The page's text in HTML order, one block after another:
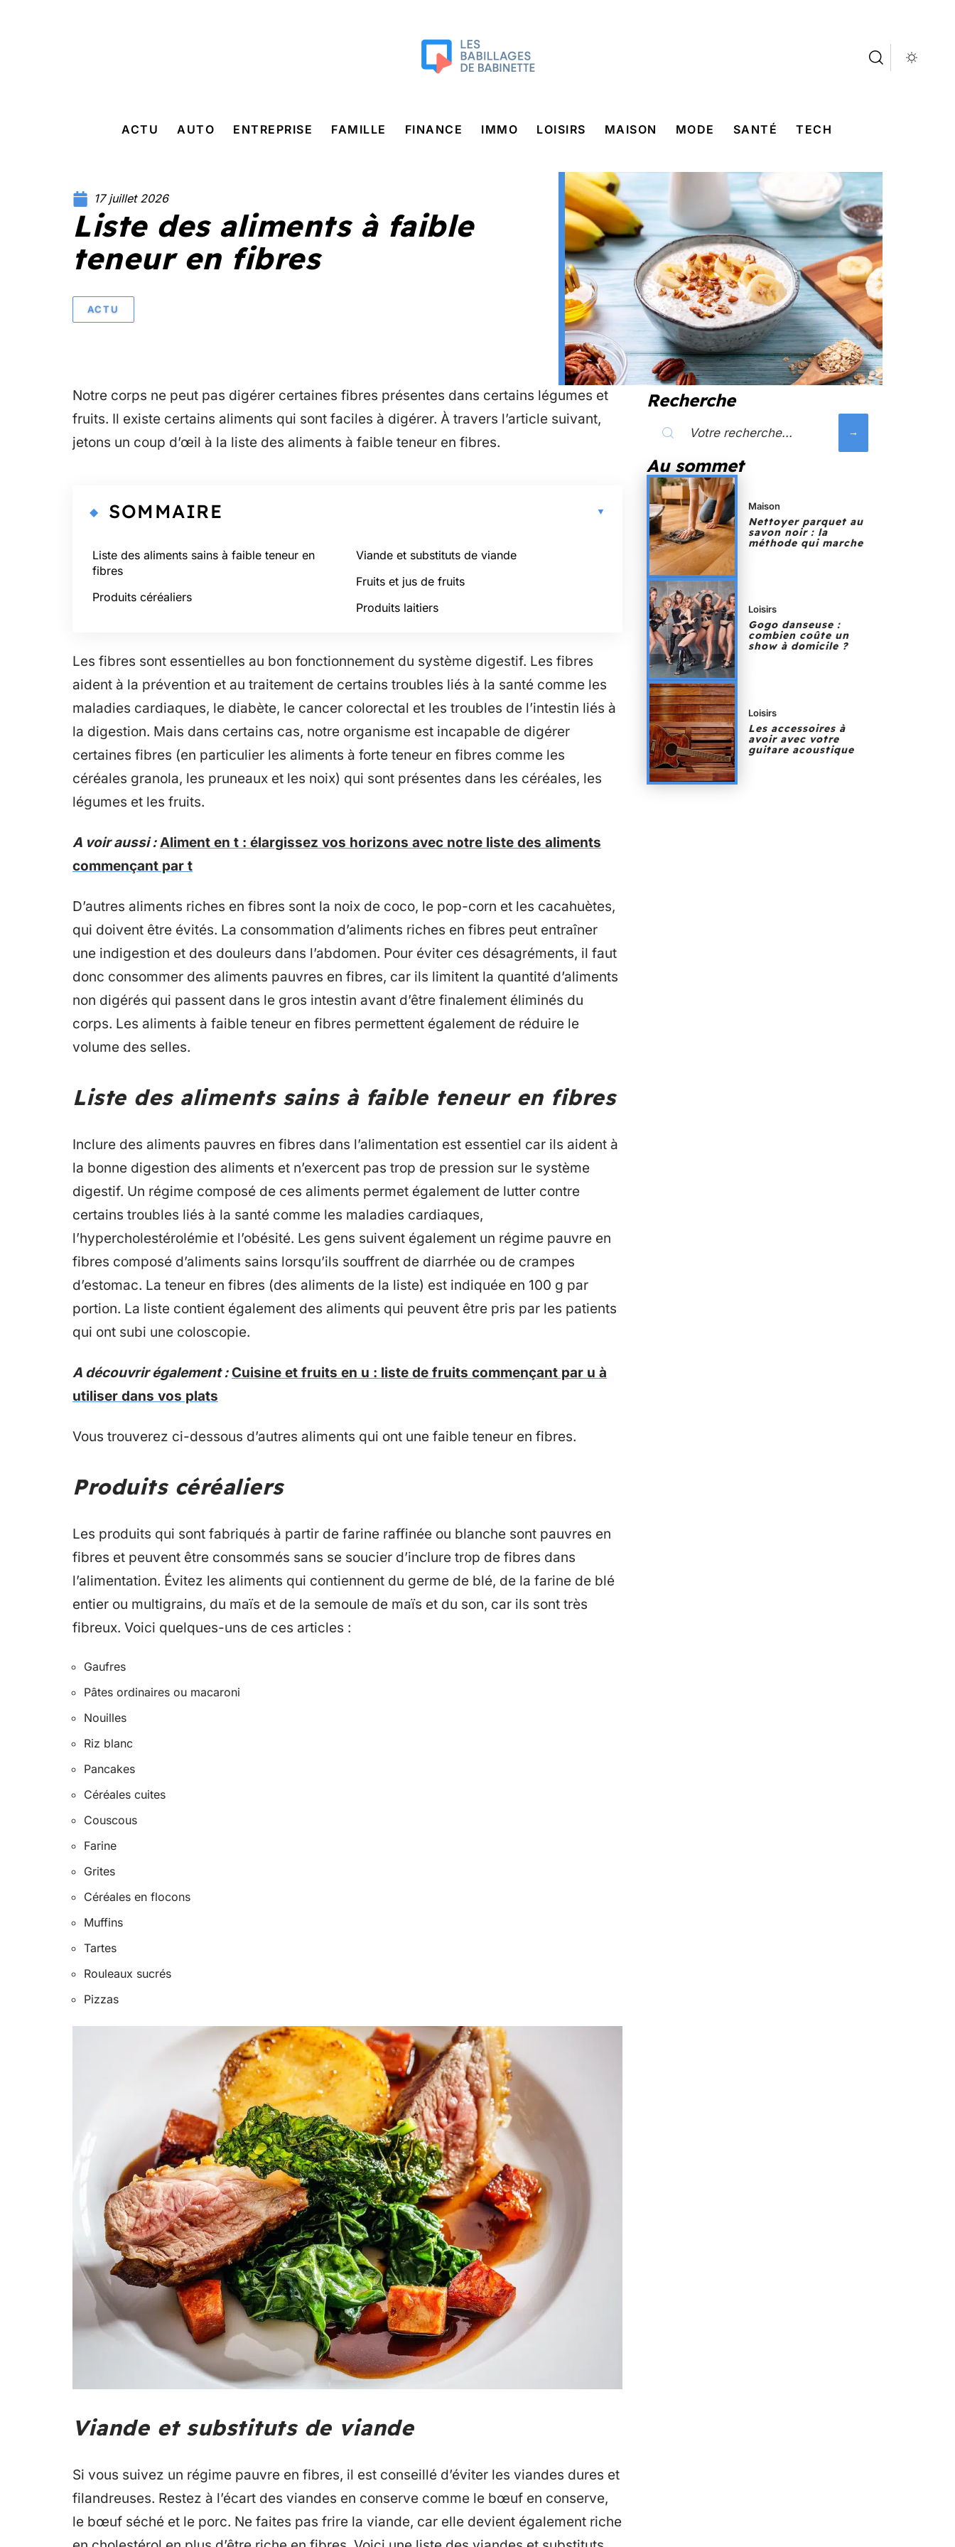
ACTU AUTO ENTREPRISE FAMILLE FINANCE IMMO LOISIRS MAISON MODE SANTÉ TECH
17 juillet 2026
Liste des aliments à faible
teneur en fibres
ACTU
Notre corps ne peut pas digérer certaines fibres présentes dans certains légumes et
fruits. Il existe certains aliments qui sont faciles à digérer. À travers l’article suivant,
jetons un coup d’œil à la liste des aliments à faible teneur en fibres.
SOMMAIRE
Liste des aliments sains à faible teneur en
fibres
Produits céréaliers
Viande et substituts de viande
Fruits et jus de fruits
Produits laitiers
Les fibres sont essentielles au bon fonctionnement du système digestif. Les fibres
aident à la prévention et au traitement de certains troubles liés à la santé comme les
maladies cardiaques, le diabète, le cancer colorectal et les troubles de l’intestin liés à
la digestion. Mais dans certains cas, notre organisme est incapable de digérer
certaines fibres (en particulier les aliments à forte teneur en fibres comme les
céréales granola, les pruneaux et les noix) qui sont présentes dans les céréales, les
légumes et les fruits.
A voir aussi : Aliment en t : élargissez vos horizons avec notre liste des aliments
commençant par t
D’autres aliments riches en fibres sont la noix de coco, le pop-corn et les cacahuètes,
qui doivent être évités. La consommation d’aliments riches en fibres peut entraîner
une indigestion et des douleurs dans l’abdomen. Pour éviter ces désagréments, il faut
donc consommer des aliments pauvres en fibres, car ils limitent la quantité d’aliments
non digérés qui passent dans le gros intestin avant d’être finalement éliminés du
corps. Les aliments à faible teneur en fibres permettent également de réduire le
volume des selles.
Liste des aliments sains à faible teneur en fibres
Inclure des aliments pauvres en fibres dans l’alimentation est essentiel car ils aident à
la bonne digestion des aliments et n’exercent pas trop de pression sur le système
digestif. Un régime composé de ces aliments permet également de lutter contre
certains troubles liés à la santé comme les maladies cardiaques,
l’hypercholestérolémie et l’obésité. Les gens suivent également un régime pauvre en
fibres composé d’aliments sains lorsqu’ils souffrent de diarrhée ou de crampes
d’estomac. La teneur en fibres (des aliments de la liste) est indiquée en 100 g par
portion. La liste contient également des aliments qui peuvent être pris par les patients
qui ont subi une coloscopie.
A découvrir également : Cuisine et fruits en u : liste de fruits commençant par u à
utiliser dans vos plats
Vous trouverez ci-dessous d’autres aliments qui ont une faible teneur en fibres.
Produits céréaliers
Les produits qui sont fabriqués à partir de farine raffinée ou blanche sont pauvres en
fibres et peuvent être consommés sans se soucier d’inclure trop de fibres dans
l’alimentation. Évitez les aliments qui contiennent du germe de blé, de la farine de blé
entier ou multigrains, du maïs et de la semoule de maïs et du son, car ils sont très
fibreux. Voici quelques-uns de ces articles :
Gaufres
Pâtes ordinaires ou macaroni
Nouilles
Riz blanc
Pancakes
Céréales cuites
Couscous
Farine
Grites
Céréales en flocons
Muffins
Tartes
Rouleaux sucrés
Pizzas
Viande et substituts de viande
Si vous suivez un régime pauvre en fibres, il est conseillé d’éviter les viandes dures et
filandreuses. Restez à l’écart des viandes en conserve comme le bœuf en conserve,
le bœuf séché et le porc. Ne faites pas frire la viande, car elle devient également riche
Recherche
Au sommet
Maison
Nettoyer parquet au
savon noir : la
méthode qui marche
Loisirs
Gogo danseuse :
combien coûte un
show à domicile ?
Loisirs
Les accessoires à
avoir avec votre
guitare acoustique